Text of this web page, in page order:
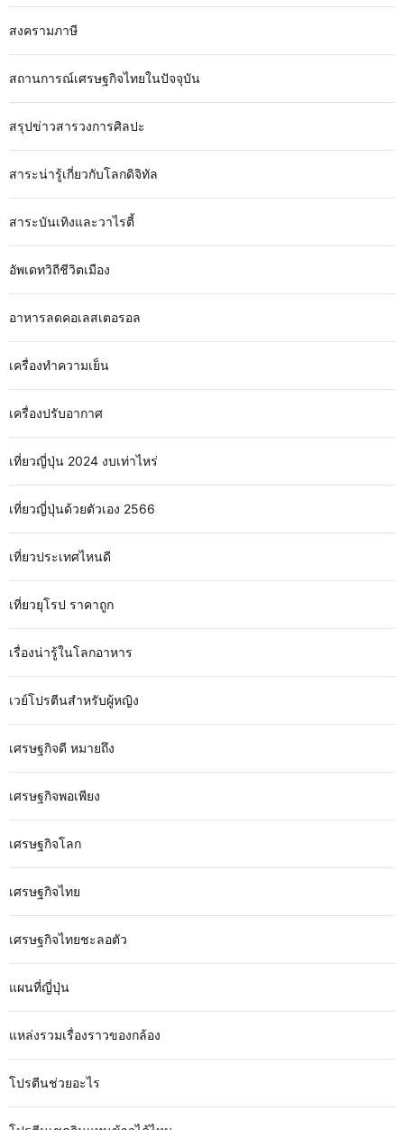
สงครามภาษี
สถานการณ์เศรษฐกิจไทยในปัจจุบัน
สรุปข่าวสารวงการศิลปะ
สาระน่ารู้เกี่ยวกับโลกดิจิทัล
สาระบันเทิงและวาไรตี้
อัพเดทวิถีชีวิตเมือง
อาหารลดคอเลสเตอรอล
เครื่องทำความเย็น
เครื่องปรับอากาศ
เที่ยวญี่ปุ่น 2024 งบเท่าไหร่
เที่ยวญี่ปุ่นด้วยตัวเอง 2566
เที่ยวประเทศไหนดี
เที่ยวยุโรป ราคาถูก
เรื่องน่ารู้ในโลกอาหาร
เวย์โปรตีนสำหรับผู้หญิง
เศรษฐกิจดี หมายถึง
เศรษฐกิจพอเพียง
เศรษฐกิจโลก
เศรษฐกิจไทย
เศรษฐกิจไทยชะลอตัว
แผนที่ญี่ปุ่น
แหล่งรวมเรื่องราวของกล้อง
โปรตีนช่วยอะไร